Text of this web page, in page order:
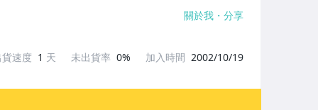
關於我 分享
速度 1 天 未出貨率 0% 加入時間 2002/10/19